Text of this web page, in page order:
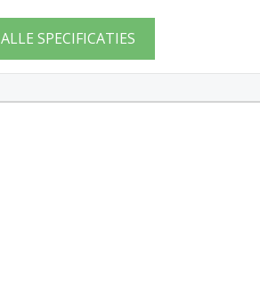
ALLE SPECIFICATIES